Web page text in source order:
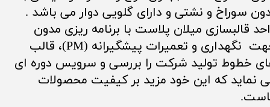
سوراخ و نشتی و دارای گلویی دوار می باشد .
قالبسازی میلان پلاست با برنامه ریزی مدون
جهت نگهداری و تعمیرات پیشگیرانه (PM)، قالب
خطوط تولید شرکت را بررسی و سرویس دوره ای
نماید که این خود مزید بر کیفیت محصولات